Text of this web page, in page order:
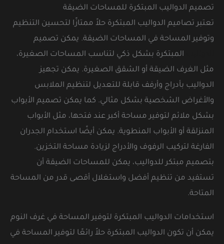
تصميم الدواليب المبتكرة للمساحات الضيقة
تعتبر تصاميم الدواليب المبتكرة حلاً ممتازًا لتحسين التنظيم
وتوفير المساحة في المساحات الضيقة. يمكن تصميم
المبتكرة بشكل ذكي لتناسب المساحات الصغيرة،
مثل الغرف الضيقة أو الشقق الصغيرة. يمكن تجهيز
الدواليب بأدراج وأرفف قابلة للتعديل لتنظيم الملابس
والأغراض الشخصية بشكل مثالي. كما يمكن تصميم الأبواب
بشكل ملائم لتوفير مساحة أكبر عند فتحها، مثل الأبواب
المنزلقة أو الأبواب المنطوية. يمكن أيضًا استخدام الجدران
الفارغة لتركيب الرفوف والأدراج لزيادة مساحة التخزين.
بتصميم مبتكر للدواليب، يمكن للمساحات الضيقة أن
تستفيد من تنظيم أفضل واستغلال أقصى قدر من المساحة
المتاحة.
استخدامات الدواليب المبتكرة لتوفير المساحة في غرف النوم
يمكن أن تكون الدواليب المبتكرة حلاً رائعًا لتوفير المساحة في